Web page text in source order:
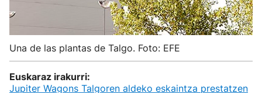
Una de las plantas de Talgo. Foto: EFE
Euskaraz irakurri:
Jupiter Wagons Talgoren aldeko eskaintza prestatzen